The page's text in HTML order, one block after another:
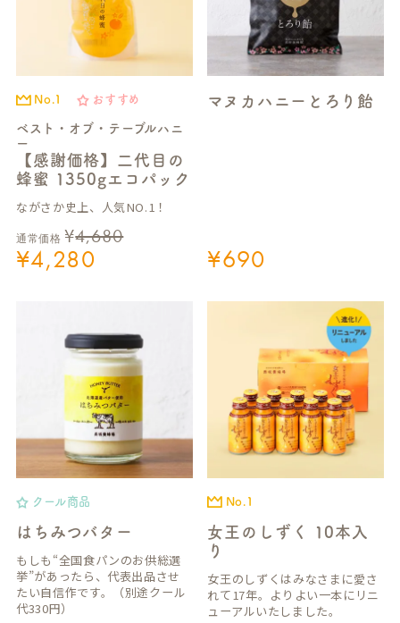
No.1 おすすめ
ベスト・オブ・テーブルハニ
ー
【感謝価格】二代目の
蜂蜜 1350gエコパック
ながさか史上、人気NO.1！
通常価格 ¥4,680
¥4,280
マヌカハニーとろり飴
¥690
クール商品
はちみつバター
もしも“全国食パンのお供総選
挙”があったら、代表出品させ
たい自信作です。（別途クール
代330円）
No.1
女王のしずく 10本入
り
女王のしずくはみなさまに愛さ
れて17年。よりよい一本にリニ
ューアルいたしました。